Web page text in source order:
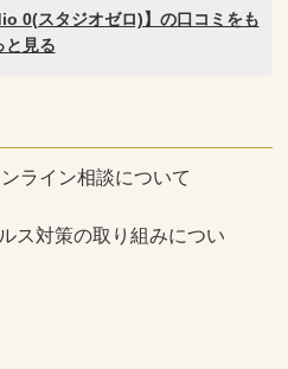
ライン相談について
ス対策の取り組みについ